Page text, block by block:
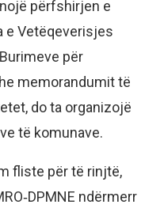
përfshirjen e
e Vetëqeverisjes
për
memorandumit të
do ta organizojë
të komunave.
fliste për të rinjtë,
ndërmerr